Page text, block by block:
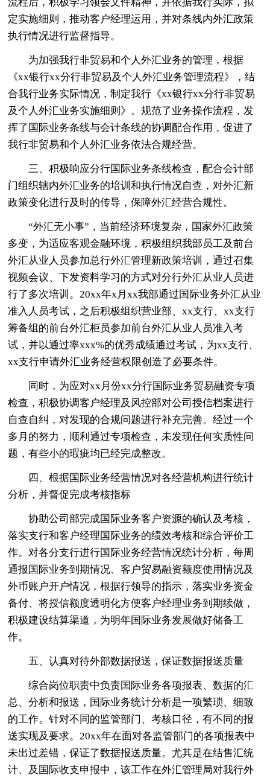
定实施细则，推动客户经理运用，并对条线内外汇政策
执行情况进行监督指导。
为加强我行非贸易和个人外汇业务的管理，根据
《xx银行xx分行非贸易及个人外汇业务管理流程》，结
合我行业务实际情况，制定我行《xx银行xx分行非贸易
及个人外汇业务实施细则》。规范了业务操作流程，发
挥了国际业务条线与会计条线的协调配合作用，促进了
我行非贸易和个人外汇业务依法合规经营。
三、积极响应分行国际业务条线检查，配合会计部
门组织辖内外汇业务的培训和执行情况自查，对外汇新
政策变化进行及时的传导，保障外汇经营合规性。
“外汇无小事”，当前经济环境复杂，国家外汇政策
多变，为适应客观金融环境，积极组织我部员工及前台
外汇从业人员参加总行外汇管理新政策培训，通过召集
视频会议、下发资料学习的方式对分行外汇从业人员进
行了多次培训。20xx年x月xx我部通过国际业务外汇从业
准入人员考试，之后积极组织营业部、xx支行、xx支行
筹备组的前台外汇柜员参加前台外汇从业人员准入考
试，并以通过率xxx%的优秀成绩通过考试，为xx支行、
xx支行申请外汇业务经营权限创造了必要条件。
同时，为应对xx月份xx分行国际业务贸易融资专项
检查，积极协调客户经理及风控部对公司授信档案进行
自查自纠，对发现的合规问题进行补充完善。经过一个
多月的努力，顺利通过专项检查，未发现任何实质性问
题，有些小的瑕疵均已经完成整改。
四、根据国际业务经营情况对各经营机构进行统计
分析，并督促完成考核指标
协助公司部完成国际业务客户资源的确认及考核，
落实支行和客户经理国际业务的绩效考核和综合评价工
作。对各分支行进行国际业务经营情况统计分析，每周
通报国际业务到期情况、客户贸易融资额度使用情况及
外币账户开户情况，根据行领导的指示，落实业务资金
备付、将授信额度透明化方便客户经理业务到期续做，
积极建设结算渠道，为明年国际业务发展做好储备工
作。
五、认真对待外部数据报送，保证数据报送质量
综合岗位职责中负责国际业务各项报表、数据的汇
总、分析和报送，国际业务统计分析是一项繁琐、细致
的工作。针对不同的监管部门、考核口径，有不同的报
送实现及要求。20xx年在面对各监管部门的各项报表中
未出过差错，保证了数据报送质量。尤其是在结售汇统
计、及国际收支申报中，该工作在外汇管理局对我行外